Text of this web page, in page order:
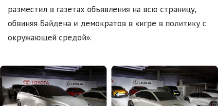
разместил в газетах объявления на всю страницу,
обвиняя Байдена и демократов в «игре в политику с
окружающей средой».